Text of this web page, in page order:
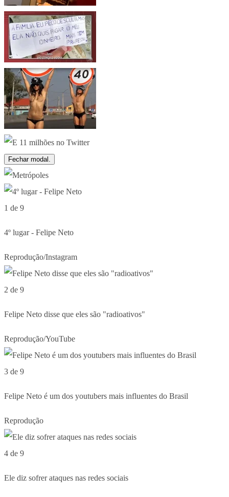
Fechar modal.
1 de 9
4º lugar - Felipe Neto
Reprodução/Instagram
2 de 9
Felipe Neto disse que eles são "radioativos"
Reprodução/YouTube
3 de 9
Felipe Neto é um dos youtubers mais influentes do Brasil
Reprodução
4 de 9
Ele diz sofrer ataques nas redes sociais